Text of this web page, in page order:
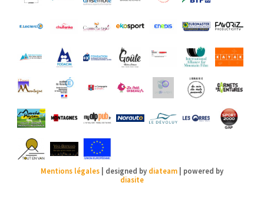
Mentions légales | designed by diateam | powered by
diasite